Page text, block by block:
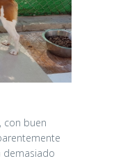
con buen
demasiado